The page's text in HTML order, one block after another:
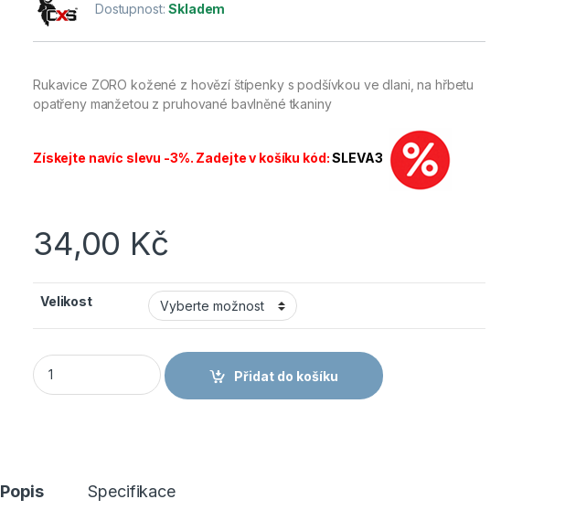
Dostupnost:Skladem
Rukavice ZORO kožené z hovězí štípenky s podšívkou ve dlani, na hřbetu
opatřeny manžetou z pruhované bavlněné tkaniny
Získejte navíc slevu -3%. Zadejte v košíku kód:SLEVA3
34,00 Kč
Velikost
CANIS CXS ZORO rukavice kožené množství
Přidat do košíku
Popis Specifikace